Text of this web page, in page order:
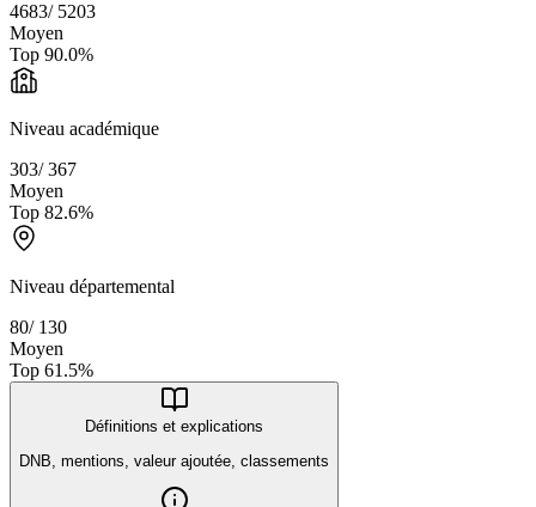
4683/ 5203
Moyen
Top 90.0%
Niveau académique
303/367
Moyen
Top 82.6%
Niveau départemental
80/ 130
Moyen
Top 61.5%
Définitions et explications
DNB, mentions, valeur ajoutée, classements